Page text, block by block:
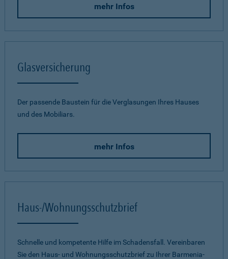
mehr Infos
Glasversicherung
Der passende Baustein für die Verglasungen Ihres Hauses
und des Mobiliars.
mehr Infos
Haus-/Wohnungsschutzbrief
Schnelle und kompetente Hilfe im Schadensfall. Vereinbaren
Sie den Haus- und Wohnungsschutzbrief zu Ihrer Barmenia-